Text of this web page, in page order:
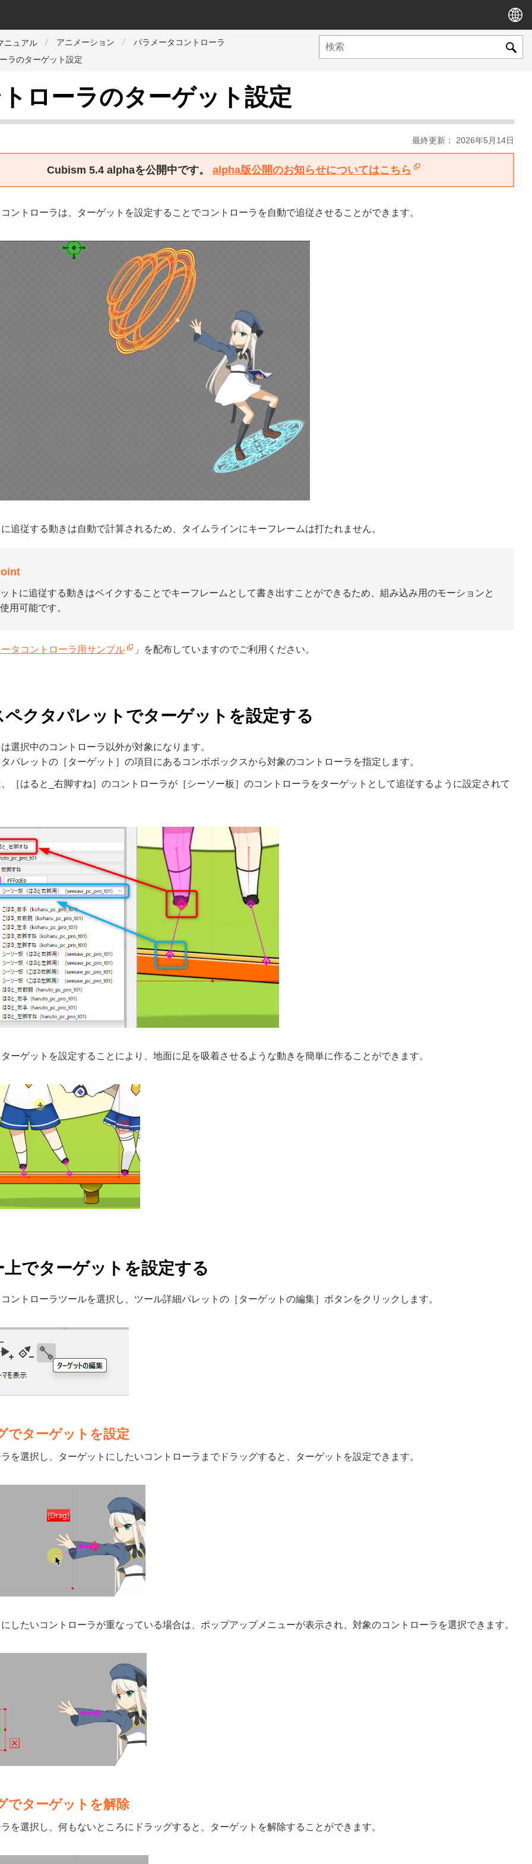
ニュアル アニメーション
パラメータコントローラ
ラのターゲット設定
ローラのターゲット設定
最終更新： 2026年5月14日
Cubism 5.4 alphaを公開中です。 alpha版公開のお知らせについてはこちら
ントローラは、ターゲットを設定することでコントローラを自動で追従させることができます。
追従する動きは自動で計算されるため、タイムラインにキーフレームは打たれません。
トに追従する動きはベイクすることでキーフレームとして書き出すことができるため、組み込み用のモーションと
用可能です。
タコントローラ用サンプル 」を配布していますのでご利用ください。
ペクタパレットでターゲットを設定する
選択中のコントローラ以外が対象になります。
パレットの［ターゲット］の項目にあるコンボボックスから対象のコントローラを指定します。
［はると_右脚すね］のコントローラが［シーソー板］のコントローラをターゲットとして追従するように設定されて
ーゲットを設定することにより、地面に足を吸着させるような動きを簡単に作ることができます。
上でターゲットを設定する
ントローラツールを選択し、ツール詳細パレットの［ターゲットの編集］ボタンをクリックします。
でターゲットを設定
を選択し、ターゲットにしたいコントローラまでドラッグすると、ターゲットを設定できます。
したいコントローラが重なっている場合は、ポップアップメニューが表示され、対象のコントローラを選択できます。
でターゲットを解除
を選択し、何もないところにドラッグすると、ターゲットを解除することができます。